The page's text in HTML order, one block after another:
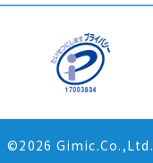
©2026 Gimic.Co.,Ltd.